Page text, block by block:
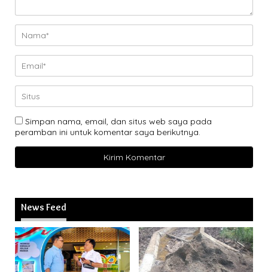
Simpan nama, email, dan situs web saya pada
peramban ini untuk komentar saya berikutnya.
News Feed